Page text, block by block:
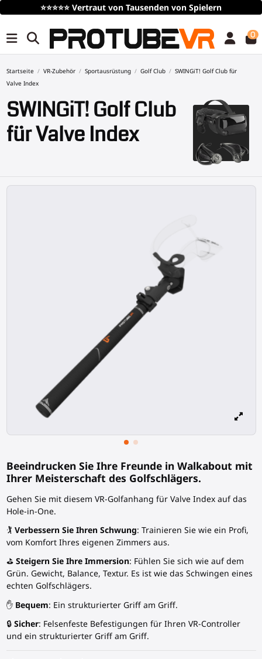
KostenloserVersandüber 100€/115$ (zeitlich
0
Startseite VR-Zubehör Sportausrüstung Golf Club
SWINGiT! Golf Club für
Valve Index
SWINGiT! Golf Club
für Valve Index
Beeindrucken Sie Ihre Freunde in Walkabout mit
Ihrer Meisterschaft des Golfschlägers.
Gehen Sie mit diesem VR-Golfanhang für Valve Index auf das
Hole-in-One.
🏌️ Verbessern Sie Ihren Schwung: Trainieren Sie wie ein Profi,
vom Komfort Ihres eigenen Zimmers aus.
⛳ Steigern Sie Ihre Immersion: Fühlen Sie sich wie auf dem
Grün. Gewicht, Balance, Textur. Es ist wie das Schwingen eines
echten Golfschlägers.
✋ Bequem: Ein strukturierter Griff am Griff.
🔒 Sicher: Felsenfeste Befestigungen für Ihren VR-Controller
und ein strukturierter Griff am Griff.